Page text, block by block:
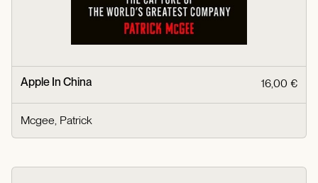
Apple In China 16,00 €
Mcgee, Patrick